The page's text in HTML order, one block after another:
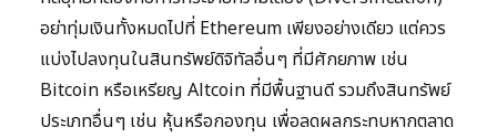
อย่าทุ่มเงินทั้งหมดไปที่ Ethereum เพียงอย่างเดียว แต่ควร
แบ่งไปลงทุนในสินทรัพย์ดิจิทัลอื่นๆ ที่มีศักยภาพ เช่น
Bitcoin หรือเหรียญ Altcoin ที่มีพื้นฐานดี รวมถึงสินทรัพย์
ประเภทอื่นๆ เช่น หุ้นหรือกองทุน เพื่อลดผลกระทบหากตลาด